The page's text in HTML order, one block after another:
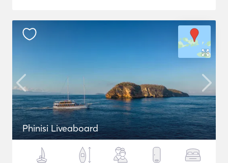
Phinisi Liveaboard